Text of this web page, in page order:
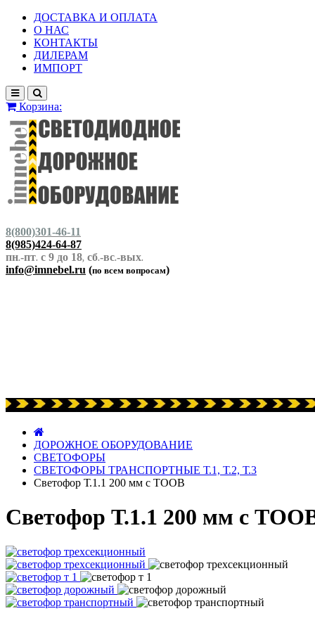
ДОСТАВКА И ОПЛАТА
О НАС
КОНТАКТЫ
ДИЛЕРАМ
ИМПОРТ
Корзина:
8(800)301-46-11
8(985)424-64-87
пн.-пт. с 9 до 18, сб.-вс.-вых.
info@imnebel.ru (по всем вопросам)
ДОРОЖНОЕ ОБОРУДОВАНИЕ
СВЕТОФОРЫ
СВЕТОФОРЫ ТРАНСПОРТНЫЕ Т.1, Т.2, Т.3
Светофор Т.1.1 200 мм с ТООВ
Светофор Т.1.1 200 мм с